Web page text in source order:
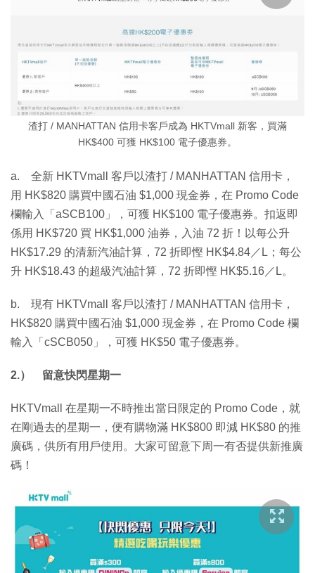
渣打 / MANHATTAN 信用卡客戶成為 HKTVmall 新客，買滿
HK$400 可獲 HK$100 電子優惠券。
a. 全新 HKTVmall 客戶以渣打 / MANHATTAN 信用卡，
用 HK$820 購買中國石油 $1,000 現金券，在 Promo Code
欄輸入「aSCB100」，可獲 HK$100 電子優惠券。扣返即
係用 HK$720 買 HK$1,000 油券，入油 72 折！以每公升
HK$17.29 的清新汽油計算，72 折即慳 HK$4.84／L；每公
升 HK$18.43 的超級汽油計算，72 折即慳 HK$5.16／L。
b. 現有 HKTVmall 客戶以渣打 / MANHATTAN 信用卡，
HK$820 購買中國石油 $1,000 現金券，在 Promo Code 欄
輸入「cSCB050」，可獲 HK$50 電子優惠券。
2.） 留意快閃星期一
HKTVmall 在星期一不時推出當日限定的 Promo Code，就
在剛過去的星期一，便有購物滿 HK$800 即減 HK$80 的推
廣碼，供所有用戶使用。大家可留意下周一有否提供新推廣
碼！